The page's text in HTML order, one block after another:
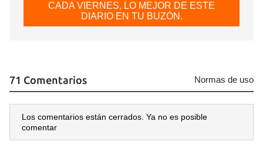
CADA VIERNES, LO MEJOR DE ESTE
DIARIO EN TU BUZÓN.
71 Comentarios Normas de uso
Los comentarios están cerrados. Ya no es posible
comentar